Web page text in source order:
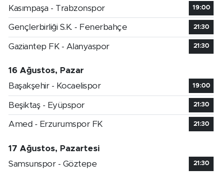
Kasımpaşa - Trabzonspor 19:00
Gençlerbirliği S.K. - Fenerbahçe 21:30
Gaziantep FK - Alanyaspor 21:30
16 Ağustos, Pazar
Başakşehir - Kocaelispor
19:00
Beşiktaş - Eyüpspor 21:30
Amed - Erzurumspor FK 21:30
17 Ağustos, Pazartesi
Samsunspor - Göztepe
21:30